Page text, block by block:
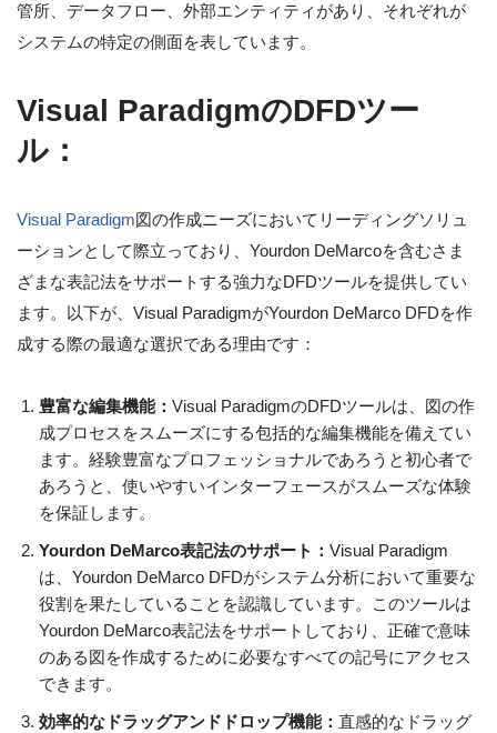
管所、データフロー、外部エンティティがあり、それぞれが
システムの特定の側面を表しています。
Visual ParadigmのDFDツー
ル：
Visual Paradigm図の作成ニーズにおいてリーディングソリュ
ーションとして際立っており、Yourdon DeMarcoを含むさま
ざまな表記法をサポートする強力なDFDツールを提供してい
ます。以下が、Visual ParadigmがYourdon DeMarco DFDを作
成する際の最適な選択である理由です：
豊富な編集機能： Visual ParadigmのDFDツールは、図の作
成プロセスをスムーズにする包括的な編集機能を備えてい
ます。経験豊富なプロフェッショナルであろうと初心者で
あろうと、使いやすいインターフェースがスムーズな体験
を保証します。
Yourdon DeMarco表記法のサポート： Visual Paradigm
は、Yourdon DeMarco DFDがシステム分析において重要な
役割を果たしていることを認識しています。このツールは
Yourdon DeMarco表記法をサポートしており、正確で意味
のある図を作成するために必要なすべての記号にアクセス
できます。
効率的なドラッグアンドドロップ機能： 直感的なドラッグ